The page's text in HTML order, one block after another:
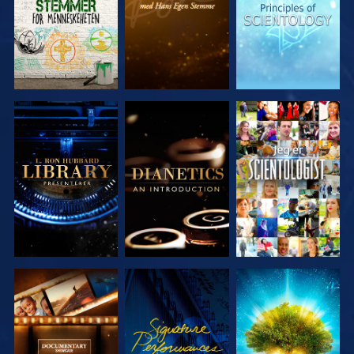
UTFORSK
SERIEN
UTFORSK
SERIEN
SE
UTFORSK
SERIEN
SE
UTFORSK
SERIEN